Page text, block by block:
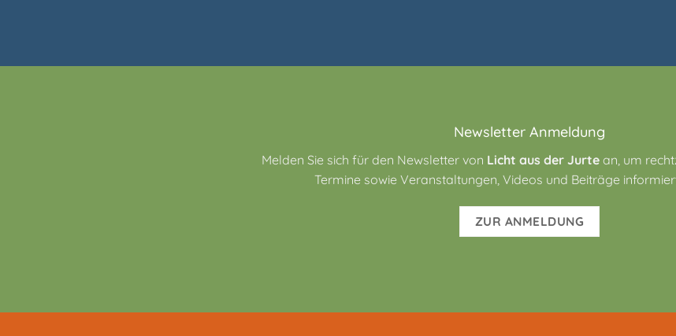
Newsletter Anmeldung
Melden Sie sich für den Newsletter von Licht aus der Jurtean, um
Termine sowie Veranstaltungen, Videos und Beiträge
ZUR ANMELDUNG